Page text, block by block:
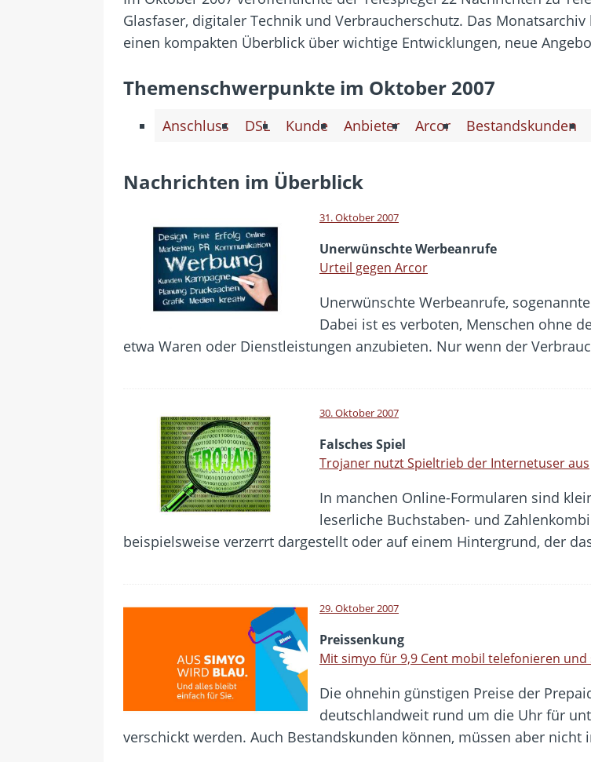
[ 24. Juli 2026 ] Samsung Galaxy Z Fold 8 & Fold 8 Ultra – Das sind die neuen Modelle
WhatsApp macht die Handynummer unsichtbar – Die Benutzernamen
[ 21. Juli 2026 ]
Wichtiges BGH-Urteil – Verbraucherrechte bei Online-Kündigung gestärkt
Glasfaser, digitaler Technik und Verbraucherschutz. Das
einen kompakten Überblick über wichtige Entwicklungen, neue
Themenschwerpunkte im Oktober 2007
Anschluss DSL Kunde Anbieter Arcor Bestandskunden
Nachrichten im Überblick
31. Oktober 2007
Unerwünschte Werbeanrufe
Urteil gegen Arcor
Unerwünschte Werbeanrufe,
Dabei ist es verboten, Menschen ohne
etwa Waren oder Dienstleistungen anzubieten. Nur wenn der
30. Oktober 2007
Falsches Spiel
Trojaner nutzt Spieltrieb der Internetuser aus
In manchen Online-Formularen sind
leserliche Buchstaben- und
beispielsweise verzerrt dargestellt oder auf einem Hintergrund, der
29. Oktober 2007
Preissenkung
Mit simyo für 9,9 Cent mobil telefonieren und
Die ohnehin günstigen Preise der
deutschlandweit rund um die Uhr für
verschickt werden. Auch Bestandskunden können, müssen aber nicht